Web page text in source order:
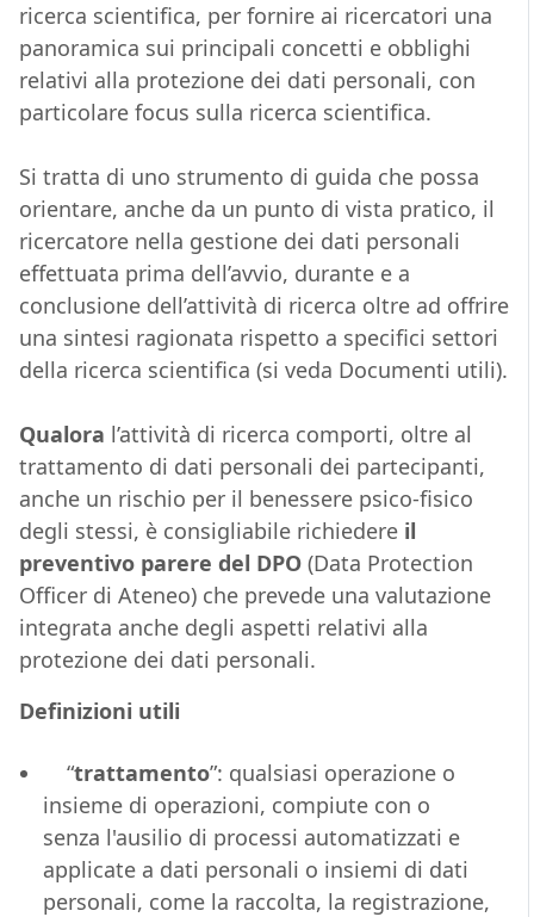
ricerca scientifica, per fornire ai ricercatori una
panoramica sui principali concetti e obblighi
relativi alla protezione dei dati personali, con
particolare focus sulla ricerca scientifica.
Si tratta di uno strumento di guida che possa
orientare, anche da un punto di vista pratico, il
ricercatore nella gestione dei dati personali
effettuata prima dell’avvio, durante e a
conclusione dell’attività di ricerca oltre ad offrire
una sintesi ragionata rispetto a specifici settori
della ricerca scientifica (si veda Documenti utili).
Qualora l’attività di ricerca comporti, oltre al
trattamento di dati personali dei partecipanti,
anche un rischio per il benessere psico-fisico
degli stessi, è consigliabile richiedere il
preventivo parere del DPO (Data Protection
Officer di Ateneo) che prevede una valutazione
integrata anche degli aspetti relativi alla
protezione dei dati personali.
Definizioni utili
“trattamento”: qualsiasi operazione o
insieme di operazioni, compiute con o
senza l'ausilio di processi automatizzati e
applicate a dati personali o insiemi di dati
personali, come la raccolta, la registrazione,